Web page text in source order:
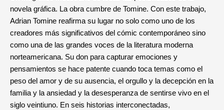
novela gráfica. La obra cumbre de Tomine. Con este trabajo,
Adrian Tomine reafirma su lugar no solo como uno de los
creadores más significativos del cómic contemporáneo sino
como una de las grandes voces de la literatura moderna
norteamericana. Su don para capturar emociones y
pensamientos se hace patente cuando toca temas como el
peso del amor y de su ausencia, el orgullo y la decepción en la
familia y la ansiedad y la desesperanza de sentirse vivo en el
siglo veintiuno. En seis historias interconectadas,